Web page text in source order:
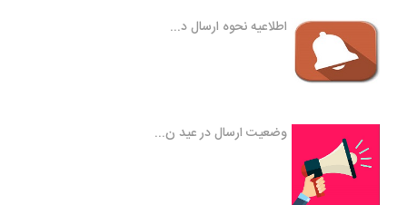
اطلاعیه نحوه ارسال د...
وضعیت ارسال در عید ن...